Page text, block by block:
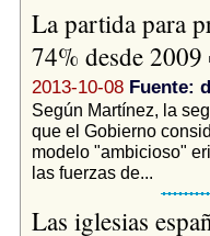
La partida para
74% desde 2009
2013-10-08 Fuente:
Según Martínez, la
que el Gobierno
modelo "ambicioso"
las fuerzas de...
Las iglesias